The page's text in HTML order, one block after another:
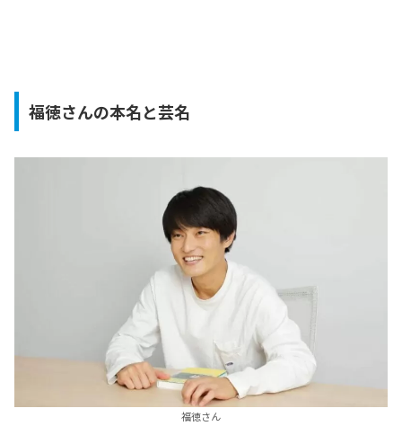
福徳さんの本名と芸名
福徳さん